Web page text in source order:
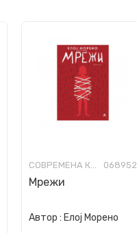
СОВРЕМЕНА КНИЖЕВНОСТ 068952
Мрежи
Автор : Елој Морено